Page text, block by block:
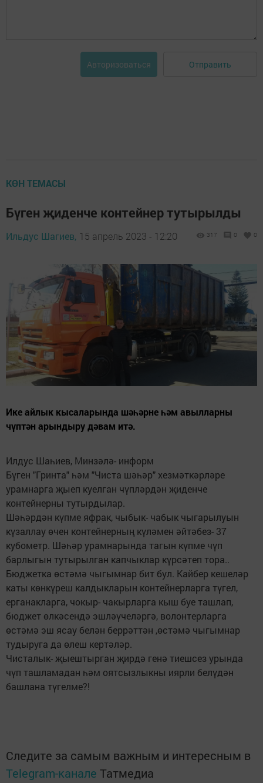
Авторизоваться Отправить
КӨН ТЕМАСЫ
Бүген җиденче контейнер тутырылды
Ильдус Шагиев, 15 апрель 2023 - 12:20 317 0 0
Ике айлык кысаларында шәһәрне һәм авылларны
чүптән арындыру дәвам итә.
Илдус Шаһиев, Минзәлә- информ
Бүген "Гринта" һәм "Чиста шәһәр" хезмәткәрләре
урамнарга җыеп куелган чүпләрдән җиденче
контейнерны тутырдылар.
Шәһәрдән күпме яфрак, чыбык- чабык чыгарылуын
күзаллау өчен контейнерның күләмен әйтәбез- 37
кубометр. Шәһәр урамнарында тагын күпме чүп
барлыгын тутырылган капчыклар күрсәтеп тора..
Бюджетка өстәмә чыгымнар бит бул. Кайбер кешеләр
каты көнкүреш калдыкларын контейнерларга түгел,
ерганакларга, чокыр- чакырларга кыш буе ташлап,
бюджет өлкәсендә эшләүчеләргә, волонтерларга
өстәмә эш ясау белән беррәттән ,өстәмә чыгымнар
тудыруга да өлеш кертәләр.
Чисталык- җыештырган җирдә генә тиешсез урында
чүп ташламадан һәм оятсызлыкны иярли белүдән
башлана түгелме?!
Следите за самым важным и интересным в
Telegram-канале Татмедиа